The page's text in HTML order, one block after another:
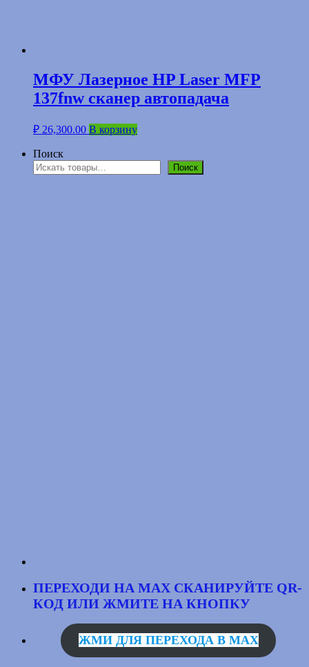
МФУ Лазерное HP Laser MFP
137fnw сканер автопадача
₽ 26,300.00 В корзину
Поиск
Поиск
ПЕРЕХОДИ НА MAX СКАНИРУЙТЕ QR-
КОД ИЛИ ЖМИТЕ НА КНОПКУ
ЖМИ ДЛЯ ПЕРЕХОДА В MAX